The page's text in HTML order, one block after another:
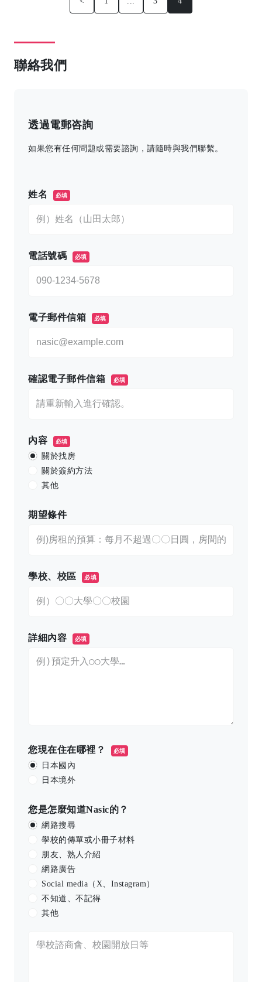
聯絡我們
透過電郵咨詢
如果您有任何問題或需要諮詢，請隨時與我們聯繫。
姓名 必填
電話號碼 必填
電子郵件信箱 必填
確認電子郵件信箱 必填
內容 必填
關於找房
關於簽約方法
其他
期望條件
學校、校區 必填
詳細內容 必填
您現在住在哪裡？ 必填
日本國內
日本境外
您是怎麼知道Nasic的？
網路搜尋
學校的傳單或小冊子材料
朋友、熟人介紹
網路廣告
Social media（X、Instagram）
不知道、不記得
其他